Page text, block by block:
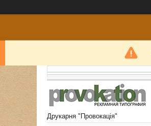
Друкарня "Провокація"